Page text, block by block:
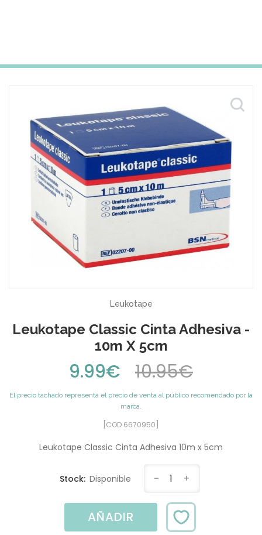
Leukotape
Leukotape Classic Cinta Adhesiva -
10m X 5cm
9.99€ 10.95€
El precio tachado representa el precio de venta al público recomendado por la
marca.
[COD 6670950]
Leukotape Classic Cinta Adhesiva 10m x 5cm
Stock: Disponible - 1 +
AÑADIR